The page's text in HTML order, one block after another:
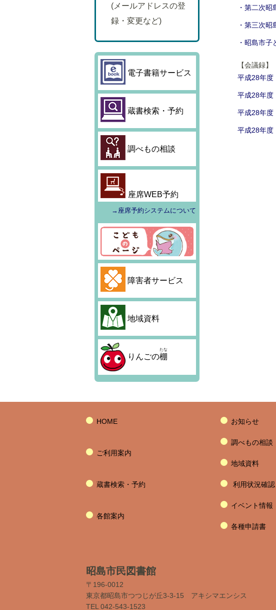
(メールアドレスの登
録・変更など)
電子書籍サービス
蔵書検索・予約
調べもの相談
座席WEB予約
→座席予約システムについて
障害者サービス
地域資料
りんごの棚
たな
・第二次
・第三次
・昭島市
【会議録】
平成28年
平成28年
平成28年
平成28年
HOME
ご利用案内
蔵書検索・予約
各館案内
お知らせ
調べもの相談
地域資料
利用状況確認
イベント情報
各種申請書
昭島市民図書館
〒196-0012
東京都昭島市つつじが丘3-3-15 アキシマエンシス
TEL 042-543-1523